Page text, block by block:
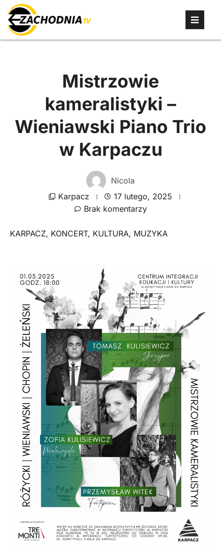
Mistrzowie
kameralistyki –
Wieniawski Piano Trio
w Karpaczu
Nicola
Karpacz
17 lutego, 2025
Brak komentarzy
KARPACZ, KONCERT, KULTURA, MUZYKA